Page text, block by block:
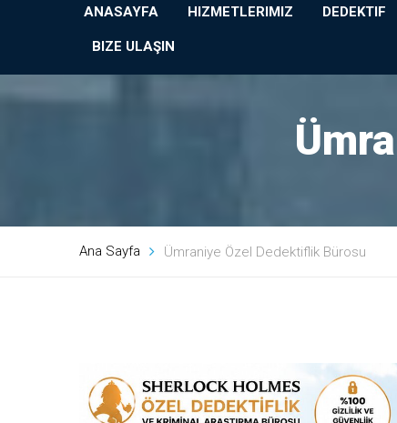
ANASAYFA HIZMETLERIMIZ DEDEKTIF
BIZE ULAŞIN
Ana Sayfa Ümraniye Özel Dedektiflik Bürosu